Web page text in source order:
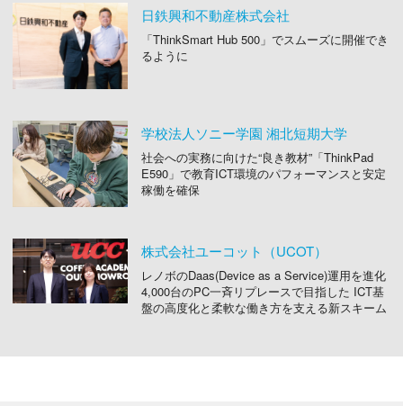
日鉄興和不動産株式会社
「ThinkSmart Hub 500」でスムーズに開催でき
るように
学校法人ソニー学園 湘北短期大学
社会への実務に向けた“良き教材”「ThinkPad
E590」で教育ICT環境のパフォーマンスと安定
稼働を確保
株式会社ユーコット（UCOT）
レノボのDaas(Device as a Service)運用を進化
4,000台のPC一斉リプレースで目指した ICT基
盤の高度化と柔軟な働き方を支える新スキーム